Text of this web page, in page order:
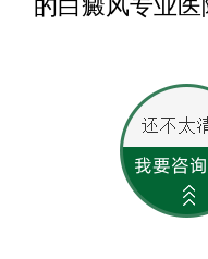
的白癜风专业医